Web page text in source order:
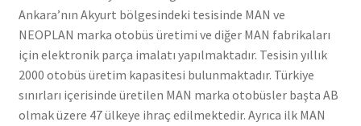
Ankara’nın Akyurt bölgesindeki tesisinde MAN ve
NEOPLAN marka otobüs üretimi ve diğer MAN fabrikaları
için elektronik parça imalatı yapılmaktadır. Tesisin yıllık
2000 otobüs üretim kapasitesi bulunmaktadır. Türkiye
sınırları içerisinde üretilen MAN marka otobüsler başta AB
olmak üzere 47 ülkeye ihraç edilmektedir. Ayrıca ilk MAN